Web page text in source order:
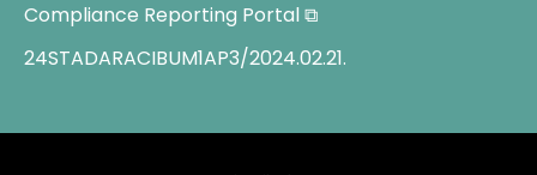
Compliance Reporting Portal ⧉
24STADARACIBUM1AP3/2024.02.21.